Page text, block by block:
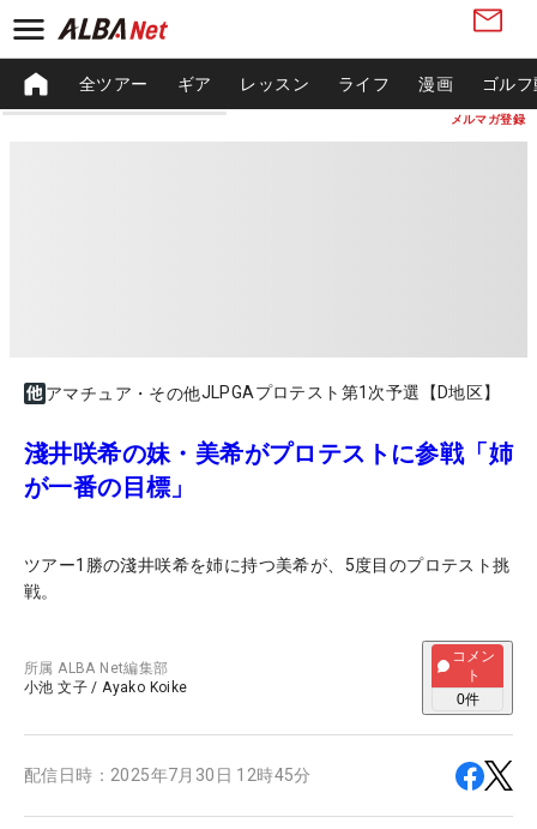
メルマガ登録
全ツアー ギア レッスン ライフ 漫画 ゴル
アマチュア・その他JLPGAプロテスト第1次予選【D地区】
淺井咲希の妹・美希がプロテストに参戦「姉
が一番の目標」
ツアー1勝の淺井咲希を姉に持つ美希が、5度目のプロテスト挑
戦。
所属ALBA Net編集部
小池 文子 /Ayako Koike
コメン
ト
0件
配信日時： 2025年7月30日 12時45分